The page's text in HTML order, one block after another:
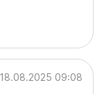
18.08.2025 09:08